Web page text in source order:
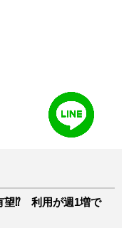
望⁉ 利用が週1増で